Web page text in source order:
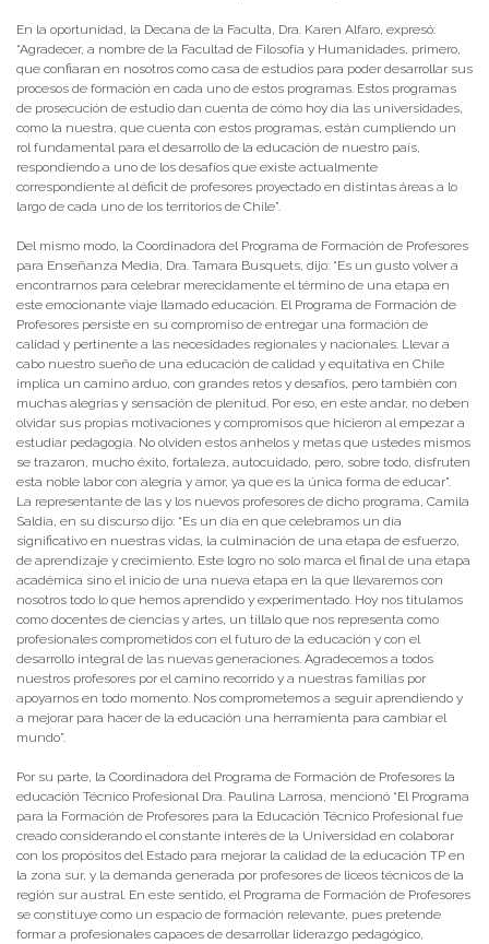
En la oportunidad, la Decana de la Faculta, Dra. Karen Alfaro, expresó:
“Agradecer, a nombre de la Facultad de Filosofía y Humanidades, primero,
que confiaran en nosotros como casa de estudios para poder desarrollar sus
procesos de formación en cada uno de estos programas. Estos programas
de prosecución de estudio dan cuenta de cómo hoy día las universidades,
como la nuestra, que cuenta con estos programas, están cumpliendo un
rol fundamental para el desarrollo de la educación de nuestro país,
respondiendo a uno de los desafíos que existe actualmente
correspondiente al déficit de profesores proyectado en distintas áreas a lo
largo de cada uno de los territorios de Chile”.
Del mismo modo, la Coordinadora del Programa de Formación de Profesores
para Enseñanza Media, Dra. Tamara Busquets, dijo: “Es un gusto volver a
encontrarnos para celebrar merecidamente el término de una etapa en
este emocionante viaje llamado educación. El Programa de Formación de
Profesores persiste en su compromiso de entregar una formación de
calidad y pertinente a las necesidades regionales y nacionales. Llevar a
cabo nuestro sueño de una educación de calidad y equitativa en Chile
implica un camino arduo, con grandes retos y desafíos, pero también con
muchas alegrías y sensación de plenitud. Por eso, en este andar, no deben
olvidar sus propias motivaciones y compromisos que hicieron al empezar a
estudiar pedagogía. No olviden estos anhelos y metas que ustedes mismos
se trazaron, mucho éxito, fortaleza, autocuidado, pero, sobre todo, disfruten
esta noble labor con alegría y amor, ya que es la única forma de educar”.
La representante de las y los nuevos profesores de dicho programa, Camila
Saldía, en su discurso dijo: “Es un día en que celebramos un día
significativo en nuestras vidas, la culminación de una etapa de esfuerzo,
de aprendizaje y crecimiento. Este logro no solo marca el final de una etapa
académica sino el inicio de una nueva etapa en la que llevaremos con
nosotros todo lo que hemos aprendido y experimentado. Hoy nos titulamos
como docentes de ciencias y artes, un tíllalo que nos representa como
profesionales comprometidos con el futuro de la educación y con el
desarrollo integral de las nuevas generaciones. Agradecemos a todos
nuestros profesores por el camino recorrido y a nuestras familias por
apoyarnos en todo momento. Nos comprometemos a seguir aprendiendo y
a mejorar para hacer de la educación una herramienta para cambiar el
mundo”.
Por su parte, la Coordinadora del Programa de Formación de Profesores la
educación Técnico Profesional Dra. Paulina Larrosa, mencionó “El Programa
para la Formación de Profesores para la Educación Técnico Profesional fue
creado considerando el constante interés de la Universidad en colaborar
con los propósitos del Estado para mejorar la calidad de la educación TP en
la zona sur, y la demanda generada por profesores de liceos técnicos de la
región sur austral. En este sentido, el Programa de Formación de Profesores
se constituye como un espacio de formación relevante, pues pretende
formar a profesionales capaces de desarrollar liderazgo pedagógico,